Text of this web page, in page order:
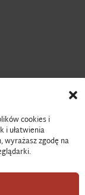
cookies i
i ułatwienia
wyrażasz zgodę na